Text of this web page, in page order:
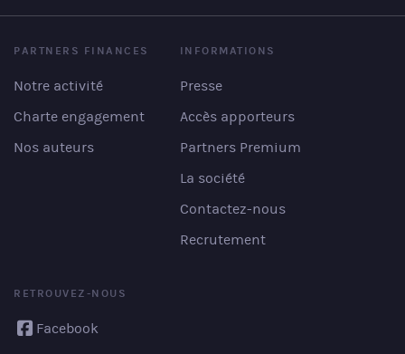
PARTNERS FINANCES
Notre activité
Charte engagement
Nos auteurs
INFORMATIONS
Presse
Accès apporteurs
Partners Premium
La société
Contactez-nous
Recrutement
RETROUVEZ-NOUS
Facebook